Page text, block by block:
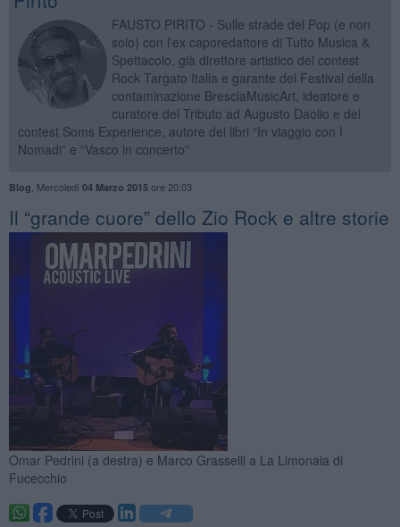
FAUSTO PIRITO - Sulle strade del Pop (e non
solo) con l'ex caporedattore di Tutto Musica &
Spettacolo, già direttore artistico del contest
Rock Targato Italia e garante del Festival della
contaminazione BresciaMusicArt, ideatore e
curatore del Tributo ad Augusto Daolio e del
contest Soms Experience, autore dei libri “In viaggio con I
Nomadi” e “Vasco in concerto”
Blog Mercoledì 04 Marzo 2015ore 20:03
​Il “grande cuore” dello Zio Rock e altre storie
Omar Pedrini (a destra) e Marco Grasselli a La Limonaia di
Fucecchio